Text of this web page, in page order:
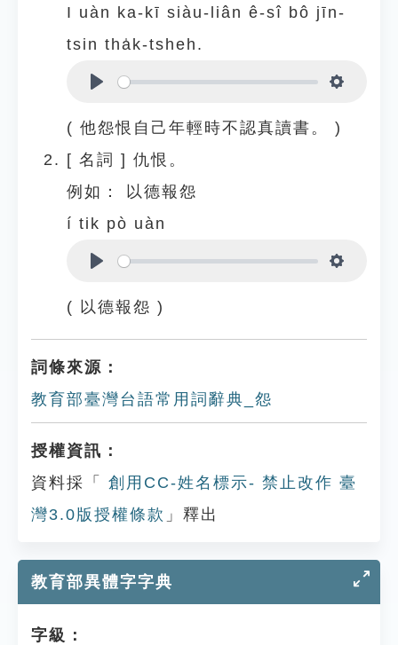
I uàn ka-kī siàu-liân ê-sî bô jīn-
tsin tha̍k-tsheh.
( 他怨恨自己年輕時不認真讀書。 )
[ 名詞 ] 仇恨。
例如：
以德報怨
í tik pò uàn
( 以德報怨 )
詞條來源：
教育部臺灣台語常用詞辭典_怨
授權資訊：
資料採「
創用CC-姓名標示- 禁止改作 臺
灣3.0版授權條款 」釋出
教育部異體字字典
字級：